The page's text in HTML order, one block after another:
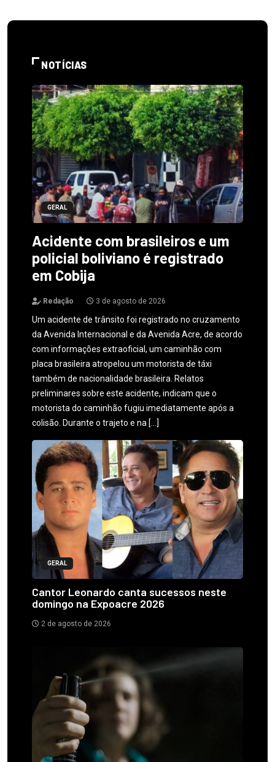
NOTÍCIAS
GERAL
Acidente com brasileiros e um
policial boliviano é registrado
em Cobija
Redação 3 de agosto de 2026
Um acidente de trânsito foi registrado no cruzamento
da Avenida Internacional e da Avenida Acre, de acordo
com informações extraoficial, um caminhão com
placa brasileira atropelou um motorista de táxi
também de nacionalidade brasileira. Relatos
preliminares sobre este acidente, indicam que o
motorista do caminhão fugiu imediatamente após a
colisão. Durante o trajeto e na […]
GERAL
Cantor Leonardo canta sucessos neste
domingo na Expoacre 2026
2 de agosto de 2026